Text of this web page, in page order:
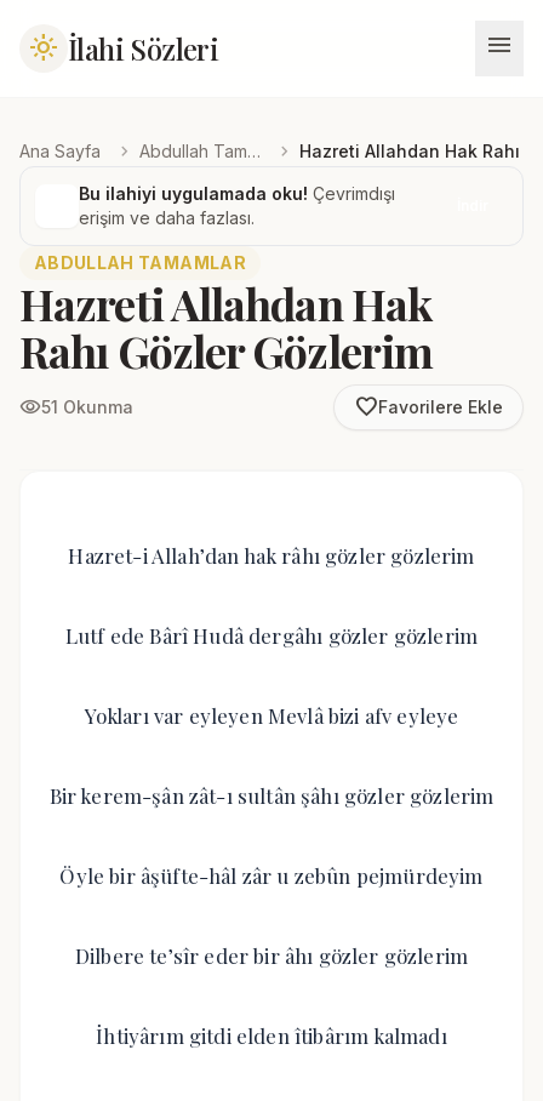
light_mode İlahi Sözleri menu
Ana Sayfa chevron_right Abdullah Tamamlar chevron_right Hazreti Allahdan Hak Rahı
Bu ilahiyi uygulamada oku! Çevrimdışı
erişim ve daha fazlası.
ABDULLAH TAMAMLAR
Hazreti Allahdan Hak
Rahı Gözler Gözlerim
visibility51 Okunma favorite_borderFavorilere Ekle
Hazret-i Allah’dan hak râhı gözler gözlerim
Lutf ede Bârî Hudâ dergâhı gözler gözlerim
Yokları var eyleyen Mevlâ bizi afv eyleye
Bir kerem-şân zât-ı sultân şâhı gözler gözlerim
Öyle bir âşüfte-hâl zâr u zebûn pejmürdeyim
Dilbere te’sîr eder bir âhı gözler gözlerim
İhtiyârım gitdi elden îtibârım kalmadı